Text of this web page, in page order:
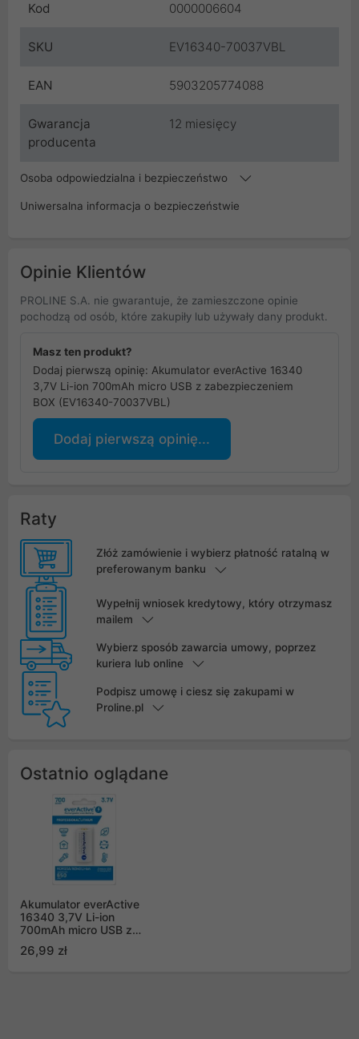
Kod 0000006604
SKU EV16340-70037VBL
EAN 5903205774088
Gwarancja
producenta
12 miesięcy
Osoba odpowiedzialna i bezpieczeństwo
Uniwersalna informacja o bezpieczeństwie
Opinie Klientów
PROLINE S.A. nie gwarantuje, że zamieszczone opinie
pochodzą od osób, które zakupiły lub używały dany produkt.
Masz ten produkt?
Dodaj pierwszą opinię: Akumulator everActive 16340
3,7V Li-ion 700mAh micro USB z zabezpieczeniem
BOX (EV16340-70037VBL)
Dodaj pierwszą opinię...
Raty
Złóż zamówienie i wybierz płatność ratalną w
preferowanym banku
Wypełnij wniosek kredytowy, który otrzymasz
mailem
Wybierz sposób zawarcia umowy, poprzez
kuriera lub online
Podpisz umowę i ciesz się zakupami w
Proline.pl
Ostatnio oglądane
Akumulator everActive
16340 3,7V Li-ion
700mAh micro USB z
(EV16340-70037VBL)
26,99 zł